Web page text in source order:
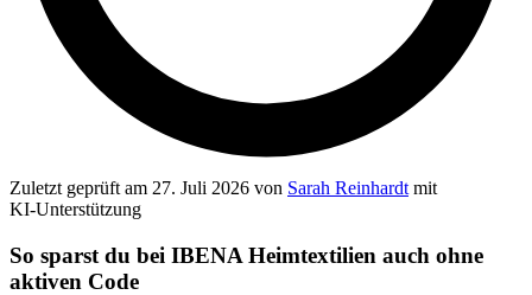
Zuletzt geprüft am 27. Juli 2026 von Sarah Reinhardt mit
KI‑Unterstützung
So sparst du bei IBENA Heimtextilien auch ohne
aktiven Code